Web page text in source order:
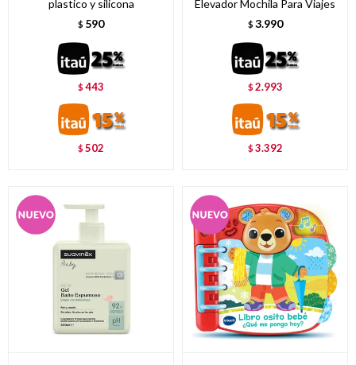
plastico y silicona
$ 590
$443
$502
Elevador Mochila Para Viajes
$ 3.990
$2.993
$3.392